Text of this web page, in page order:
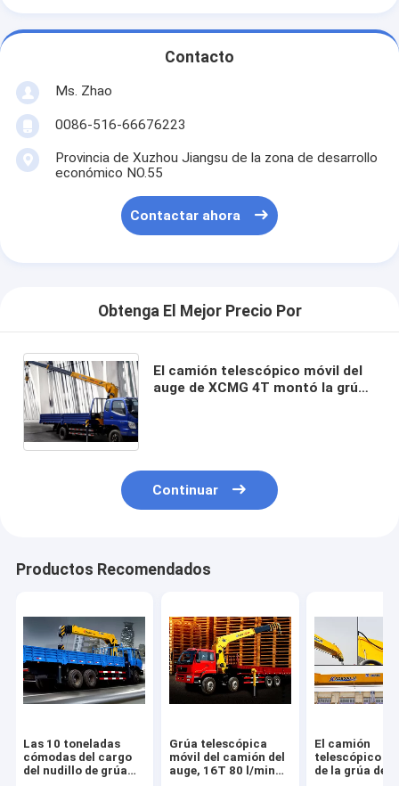
Contacto
Ms. Zhao
0086-516-66676223
Provincia de Xuzhou Jiangsu de la zona de desarrollo
económico NO.55
Contactar ahora
Obtenga El Mejor Precio Por
El camión telescópico móvil del
auge de XCMG 4T montó la grúa
Continuar
Productos Recomendados
Las 10 toneladas
cómodas del cargo
del nudillo de grúa
Grúa telescópica
móvil del camión del
auge, 16T 80 l/min
El camión
telescópico
de la grúa del